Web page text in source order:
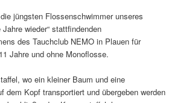
jüngsten Flossenschwimmer unseres
wieder“ stattfindenden
des Tauchclub NEMO in Plauen für
Jahre und ohne Monoflosse.
wo ein kleiner Baum und eine
dem Kopf transportiert und übergeben werden